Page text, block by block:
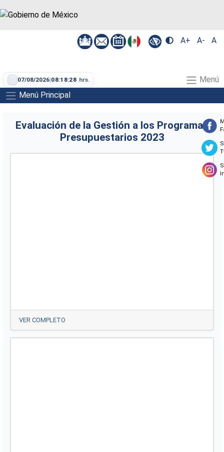
A+ A- A
07/08/2026|08:18:28 hrs.
Menú
Menú Principal
Evaluación de la Gestión a los Programas
Presupuestarios 2023
VER COMPLETO